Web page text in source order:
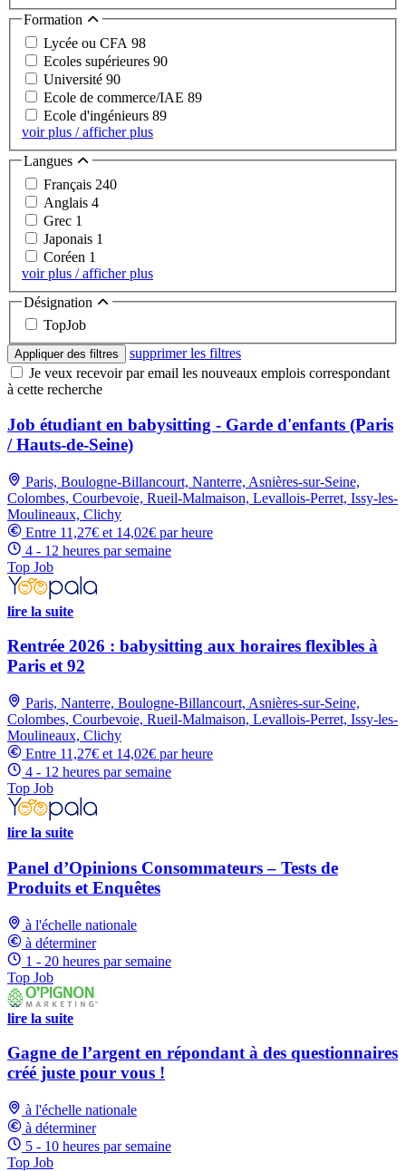
Formation
Lycée ou CFA 98
Ecoles supérieures 90
Université 90
Ecole de commerce/IAE 89
Ecole d'ingénieurs 89
voir plus / afficher plus
Langues
Français 240
Anglais 4
Grec 1
Japonais 1
Coréen 1
voir plus / afficher plus
Désignation
TopJob
Appliquer des filtres
supprimer les filtres
Je veux recevoir par email les nouveaux emplois correspondant
à cette recherche
Job étudiant en babysitting - Garde d'enfants (Paris
/ Hauts-de-Seine)
Paris, Boulogne-Billancourt, Nanterre, Asnières-sur-Seine,
Colombes, Courbevoie, Rueil-Malmaison, Levallois-Perret, Issy-les-
Moulineaux, Clichy
Entre 11,27€ et 14,02€ par heure
4 - 12 heures par semaine
Top Job
lire la suite
Rentrée 2026 : babysitting aux horaires flexibles à
Paris et 92
Paris, Nanterre, Boulogne-Billancourt, Asnières-sur-Seine,
Colombes, Courbevoie, Rueil-Malmaison, Levallois-Perret, Issy-les-
Moulineaux, Clichy
Entre 11,27€ et 14,02€ par heure
4 - 12 heures par semaine
Top Job
lire la suite
Panel d’Opinions Consommateurs – Tests de
Produits et Enquêtes
à l'échelle nationale
à déterminer
1 - 20 heures par semaine
Top Job
lire la suite
Gagne de l’argent en répondant à des questionnaires
créé juste pour vous !
à l'échelle nationale
à déterminer
5 - 10 heures par semaine
Top Job